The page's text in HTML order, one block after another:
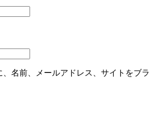
、名前、メールアドレス、サイトをブラ